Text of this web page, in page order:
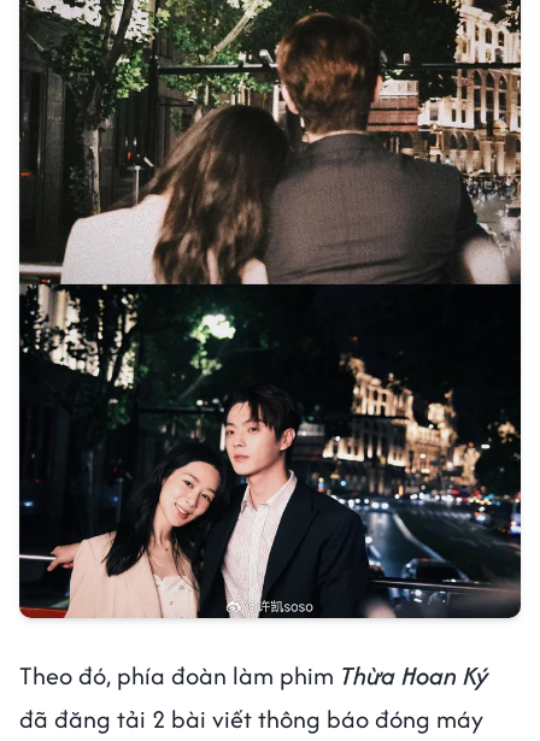
Theo đó, phía đoàn làm phim Thừa Hoan Ký
đã đăng tải 2 bài viết thông báo đóng máy